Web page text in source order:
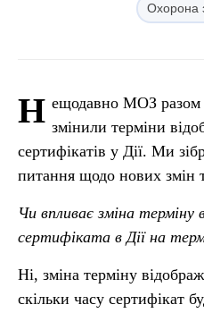
Охорона
Н ещодавно МОЗ
змінили терміни
сертифікатів у Дії. Ми
питання щодо нових змін
Чи впливає зміна терміну
сертифіката в Дії на
Ні, зміна терміну
скільки часу сертифікат